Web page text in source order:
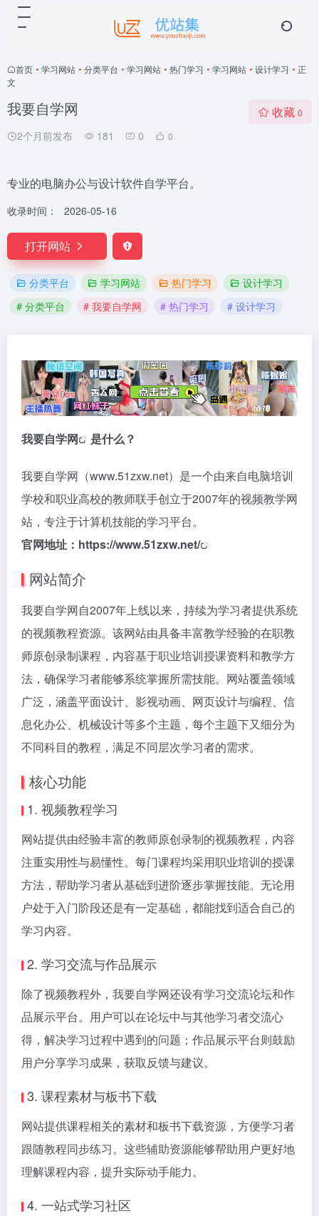
首页 • 学习网站 • 分类平台 • 学习网站 • 热门学习 • 学习网站 • 设计学习 • 正
文
我要自学网
2个月前发布 181 0 0
收藏 0
专业的电脑办公与设计软件自学平台。
收录时间： 2026-05-16
打开网站
分类平台 学习网站 热门学习
设计学习
# 分类平台
# 我要自学网 # 热门学习 # 设计学习
我要自学网 是什么？
我要自学网（www.51zxw.net）是一个由来自电脑培训
学校和职业高校的教师联手创立于2007年的视频教学网
站，专注于计算机技能的学习平台。
官网地址： https://www.51zxw.net/
网站简介
我要自学网自2007年上线以来，持续为学习者提供系统
的视频教程资源。该网站由具备丰富教学经验的在职教
师原创录制课程，内容基于职业培训授课资料和教学方
法，确保学习者能够系统掌握所需技能。网站覆盖领域
广泛，涵盖平面设计、影视动画、网页设计与编程、信
息化办公、机械设计等多个主题，每个主题下又细分为
不同科目的教程，满足不同层次学习者的需求。
核心功能
1. 视频教程学习
网站提供由经验丰富的教师原创录制的视频教程，内容
注重实用性与易懂性。每门课程均采用职业培训的授课
方法，帮助学习者从基础到进阶逐步掌握技能。无论用
户处于入门阶段还是有一定基础，都能找到适合自己的
学习内容。
2. 学习交流与作品展示
除了视频教程外，我要自学网还设有学习交流论坛和作
品展示平台。用户可以在论坛中与其他学习者交流心
得，解决学习过程中遇到的问题；作品展示平台则鼓励
用户分享学习成果，获取反馈与建议。
3. 课程素材与板书下载
网站提供课程相关的素材和板书下载资源，方便学习者
跟随教程同步练习。这些辅助资源能够帮助用户更好地
理解课程内容，提升实际动手能力。
4. 一站式学习社区